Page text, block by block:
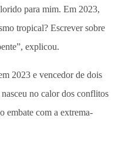
para mim. Em 2023,
tropical? Escrever sobre
explicou.
2023 e vencedor de dois
no calor dos conflitos
embate com a extrema-